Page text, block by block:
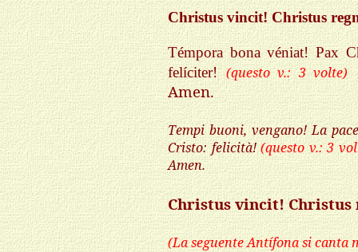
Christus vincit! Christus
Témpora bona véniat! Pax
felíciter!(questo v.: 3 volte)
Amen.
Tempi buoni, vengano! La
Cristo: felicità!(questo v.: 3
Amen.
Christus vincit!
(La seguente Antífona si canta